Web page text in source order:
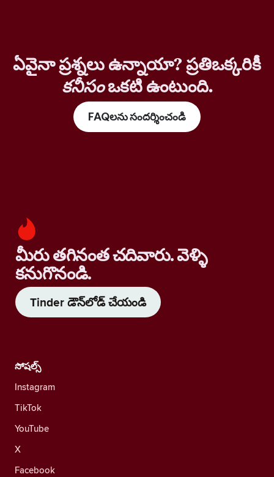
ఏవైనా ప్రశ్నలు ఉన్నాయా? ప్రతిఒక్కరికీ
కనీసంఒకటి ఉంటుంది.
FAQలను సందర్శించండి
మీరు తగినంత చదివారు. వెళ్ళి
కనుగొనండి.
Tinder డౌన్‌లోడ్ చేయండి
సోషల్స్
Instagram
TikTok
YouTube
X
Facebook